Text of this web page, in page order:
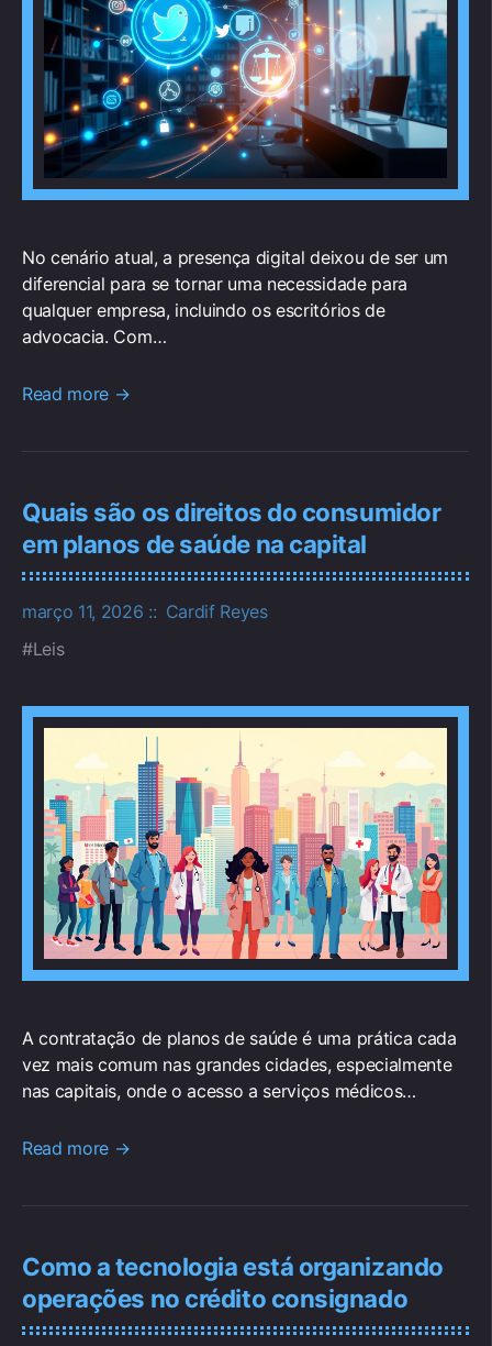
No cenário atual, a presença digital deixou de ser um
diferencial para se tornar uma necessidade para
qualquer empresa, incluindo os escritórios de
advocacia. Com…
Read more →
Quais são os direitos do consumidor
em planos de saúde na capital
março 11, 2026
Cardif Reyes
Leis
A contratação de planos de saúde é uma prática cada
vez mais comum nas grandes cidades, especialmente
nas capitais, onde o acesso a serviços médicos…
Read more →
Como a tecnologia está organizando
operações no crédito consignado